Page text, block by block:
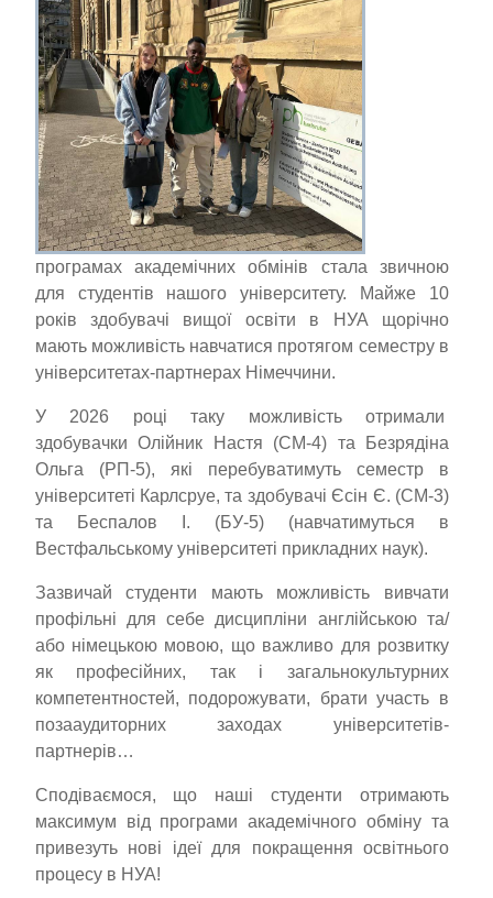
програмах академічних обмінів стала звичною
для студентів нашого університету.
Майже 10
років здобувачі вищої освіти в НУА щорічно
мають можливість навчатися протягом семестру в
університетах-партнерах Німеччини.
У 2026 році таку можливість отримали
здобувачки Олійник Настя (СМ-4) та Безрядіна
Ольга (РП-5), які перебуватимуть семестр в
університеті Карлсруе, та здобувачі Єсін Є. (СМ-3)
та Беспалов І. (БУ-5) (навчатимуться в
Вестфальському університеті прикладних наук).
Зазвичай студенти мають можливість вивчати
профільні для себе дисципліни англійською та/
або німецькою мовою, що важливо для розвитку
як професійних, так і загальнокультурних
компетентностей, подорожувати, брати участь в
позааудиторних заходах університетів-
партнерів…
Сподіваємося, що наші студенти отримають
максимум від програми академічного обміну та
привезуть нові ідеї для покращення освітнього
процесу в НУА!